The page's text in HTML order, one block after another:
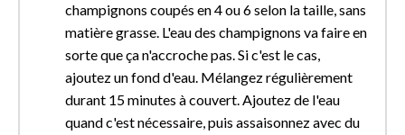
champignons coupés en 4 ou 6 selon la taille, sans
matière grasse. L'eau des champignons va faire en
sorte que ça n'accroche pas. Si c'est le cas,
ajoutez un fond d'eau. Mélangez régulièrement
durant 15 minutes à couvert. Ajoutez de l'eau
quand c'est nécessaire, puis assaisonnez avec du